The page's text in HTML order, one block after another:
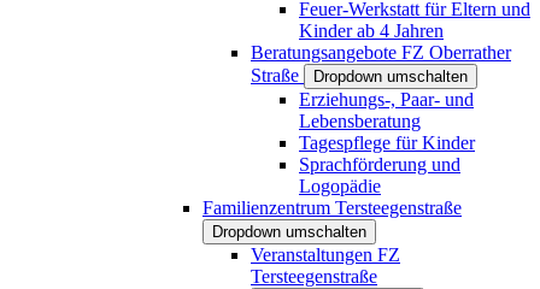
Feuer-Werkstatt für Eltern und
Kinder ab 4 Jahren
Beratungsangebote FZ Oberrather
Straße
Dropdown umschalten
Erziehungs-, Paar- und
Lebensberatung
Tagespflege für Kinder
Sprachförderung und
Logopädie
Familienzentrum Tersteegenstraße
Dropdown umschalten
Veranstaltungen FZ
Tersteegenstraße